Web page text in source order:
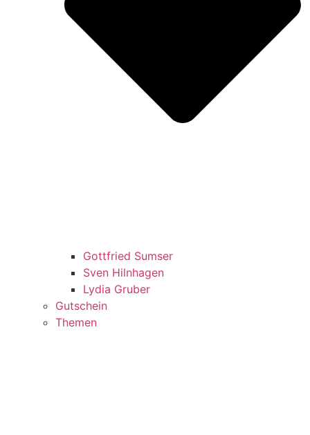
Gottfried Sumser
Sven Hilnhagen
Lydia Gruber
Gutschein
Themen